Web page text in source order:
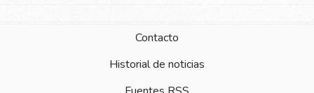
Contacto
Historial de noticias